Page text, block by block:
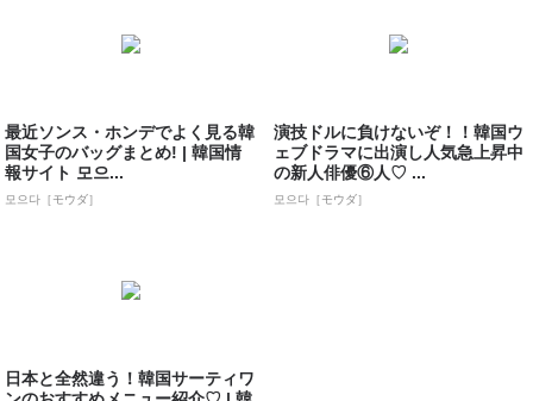
最近ソンス・ホンデでよく見る韓
国女子のバッグまとめ! | 韓国情
報サイト 모으...
모으다［モウダ］
演技ドルに負けないぞ！！韓国ウ
ェブドラマに出演し人気急上昇中
の新人俳優⑥人♡ ...
모으다［モウダ］
日本と全然違う！韓国サーティワ